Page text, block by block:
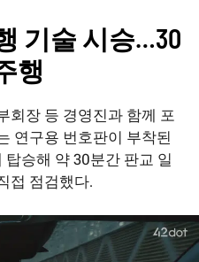
기술 시승…30
행
회장 등 경영진과 함께 포
연구용 번호판이 부착된
탑승해 약 30분간 판교 일
접 점검했다.